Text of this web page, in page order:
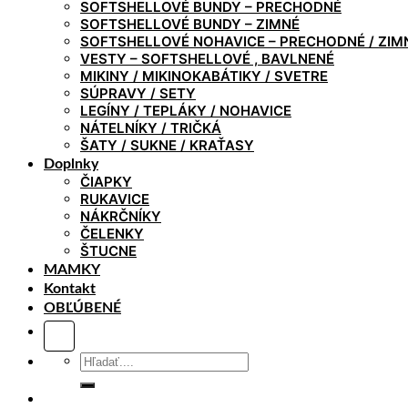
SOFTSHELLOVÉ BUNDY – PRECHODNÉ
SOFTSHELLOVÉ BUNDY – ZIMNÉ
SOFTSHELLOVÉ NOHAVICE – PRECHODNÉ /
VESTY – SOFTSHELLOVÉ , BAVLNENÉ
MIKINY / MIKINOKABÁTIKY / SVETRE
SÚPRAVY / SETY
LEGÍNY / TEPLÁKY / NOHAVICE
NÁTELNÍKY / TRIČKÁ
ŠATY / SUKNE / KRAŤASY
Doplnky
ČIAPKY
RUKAVICE
NÁKRČNÍKY
ČELENKY
ŠTUCNE
MAMKY
Kontakt
OBĽÚBENÉ
Hľadať: